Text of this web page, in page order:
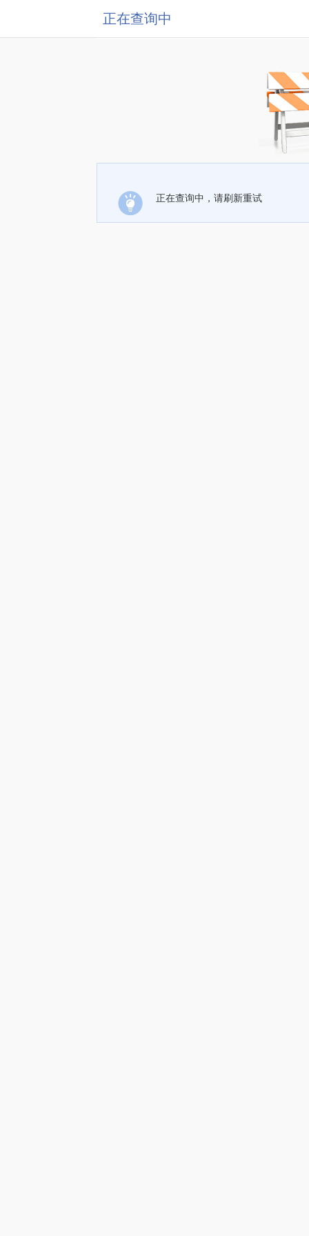
正在查询中
正在查询中，请刷新重试